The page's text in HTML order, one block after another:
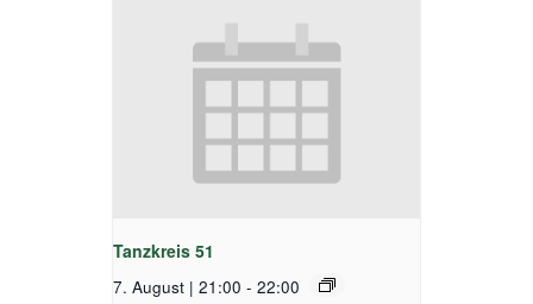
Tanzkreis 51
7. August | 21:00 - 22:00